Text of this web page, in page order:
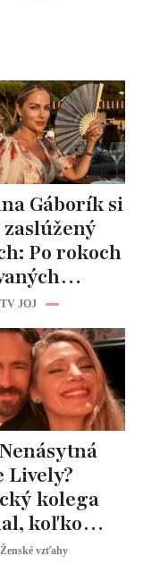
Po rokoch
prišiel čas
TV JOJ
Lively?
kolega
koľko
od neho
Ženské vzťahy